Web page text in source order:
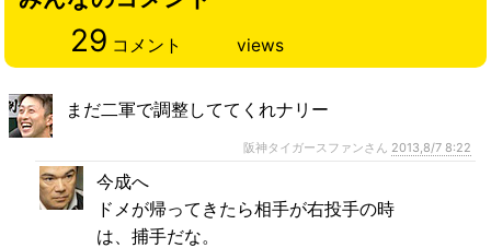
29 コメント views
まだ二軍で調整しててくれナリー
阪神タイガースファンさん 2013,8/7 8:22
今成へ
ドメが帰ってきたら相手が右投手の時
は、捕手だな。